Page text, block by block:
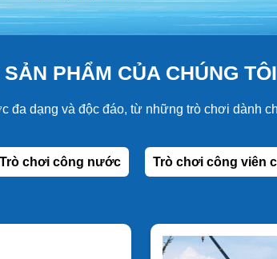
SẢN PHẨM CỦA CHÚNG TÔI
đa dạng và độc đáo, từ những trò chơi dành
Trò chơi công nước Trò chơi công viên